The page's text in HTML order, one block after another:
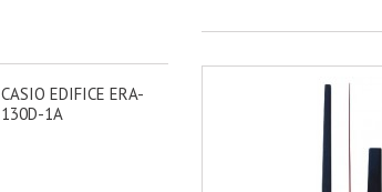
CASIO EDIFICE ERA-
130D-1A